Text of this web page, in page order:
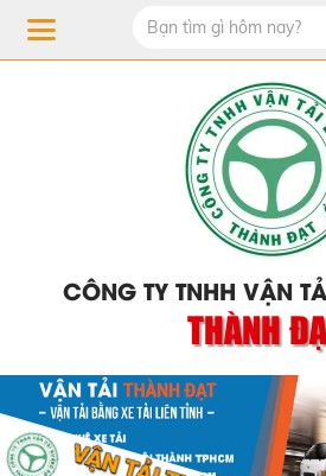
CÔNG TY TNHH VẬN
THÀNH